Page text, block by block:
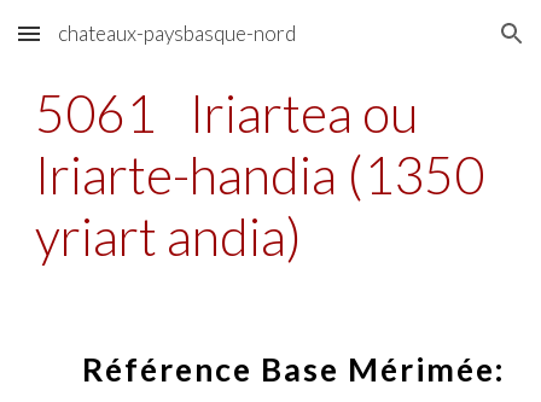
Skip to main content Skip to navigation
chateaux-paysbasque-nord
5061
Iriartea ou
Iriarte-handia (1350
yriart andia)
Référence Base Mérimée: